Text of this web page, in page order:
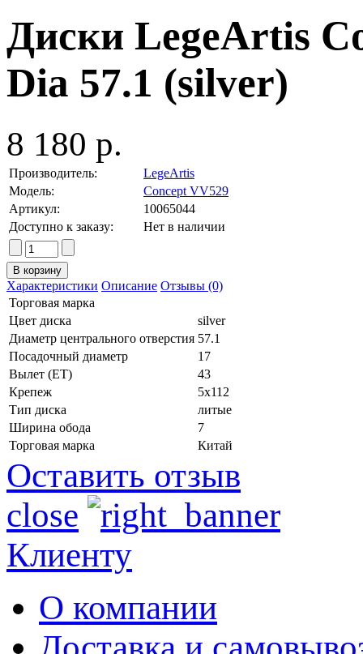
Диски LegeArtis
Dia 57.1 (silver)
8 180 р.
Производитель:
LegeArtis
Модель:
Concept VV529
Артикул:
10065044
Доступно к заказу:
Нет в наличии
Характеристики Описание Отзывы (0)
Торговая марка
Цвет диска
silver
Диаметр центрального отверстия 57.1
Посадочный диаметр
17
Вылет (ET)
43
Крепеж
5x112
Тип диска
литые
Ширина обода
7
Торговая марка
Китай
Оставить отзыв
close
Клиенту
О компании